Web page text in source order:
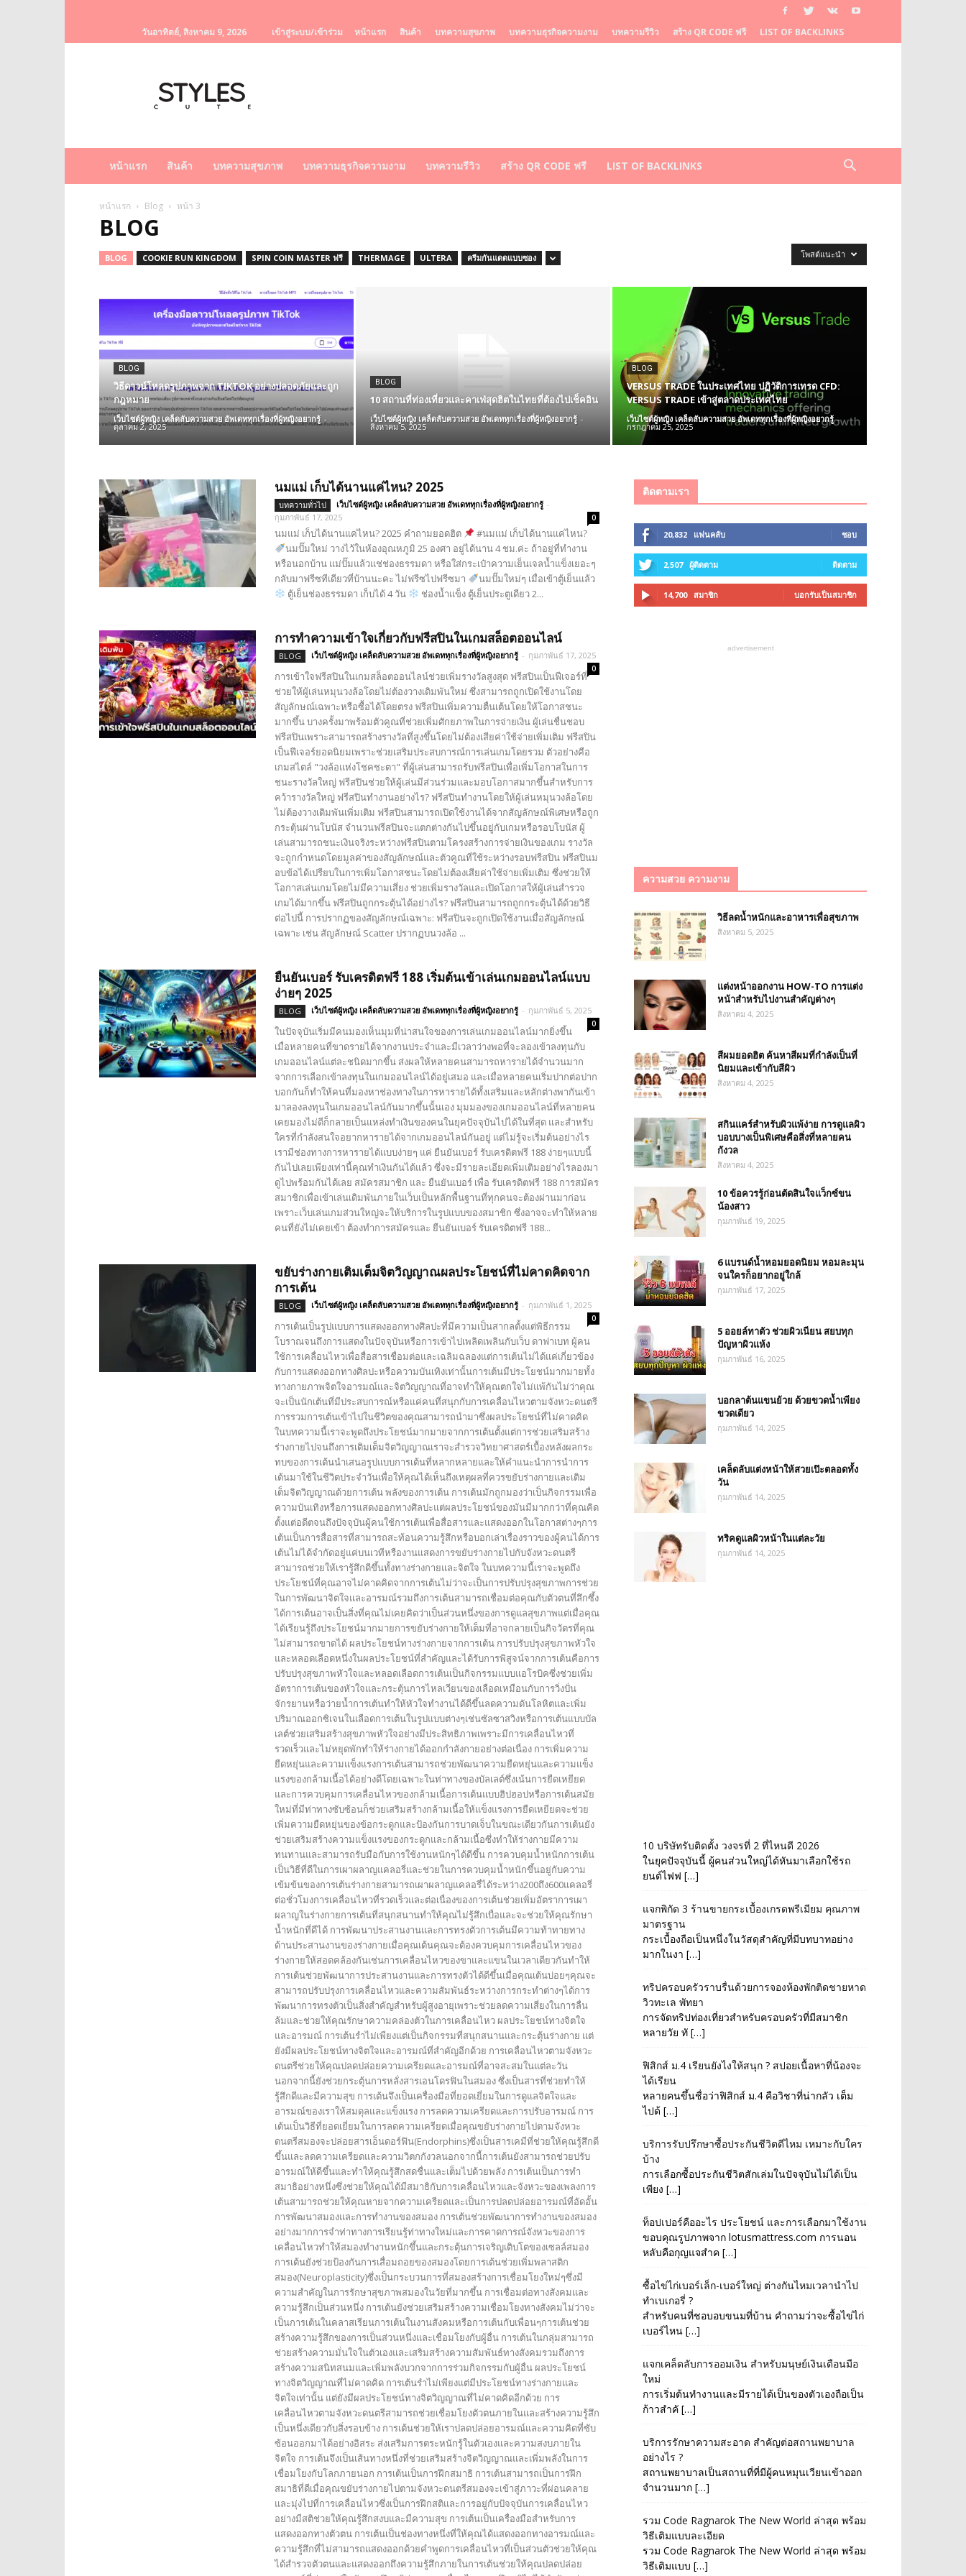
วันอาทิตย์, สิงหาคม 9, 2026 เข้าสู่ระบบ/เข้าร่วม หน้าแรก สินค้า บทความสุขภาพ บทความธุรกิจความงาม บทความรีวิว สร้าง QR CODE ฟรี LIST OF BACKLINKS
เรื่อง
ราว
ครีม
หน้า
ขาว
ครีม
หน้า
หน้าแรก สินค้า บทความสุขภาพ บทความธุรกิจความงาม บทความรีวิว สร้าง QR CODE ฟรี LIST OF BACKLINKS
หน้าแรก Blog หน้า 3
BLOG
BLOG COOKIE RUN KINGDOM SPIN COIN MASTER ฟรี THERMAGE ULTERA ครีมกันแดดแบบซอง โพสต์แนะนำ
BLOG
วิธีดาวน์โหลดรูปภาพจาก TIKTOK อย่างปลอดภัยและถูก
กฎหมาย
เว็บไซต์ผู้หญิง เคล็ดลับความสวย อัพเดททุกเรื่องที่ผู้หญิงอยากรู้ -
ตุลาคม 2, 2025
BLOG
10 สถานที่ท่องเที่ยวและคาเฟ่สุดฮิตในไทยที่ต้องไปเช็คอิน
เว็บไซต์ผู้หญิง เคล็ดลับความสวย อัพเดททุกเรื่องที่ผู้หญิงอยากรู้ -
สิงหาคม 5, 2025
BLOG
VERSUS TRADE ในประเทศไทย ปฏิวัติการเทรด CFD:
VERSUS TRADE เข้าสู่ตลาดประเทศไทย
เว็บไซต์ผู้หญิง เคล็ดลับความสวย อัพเดททุกเรื่องที่ผู้หญิงอยากรู้ -
กรกฎาคม 25, 2025
นมแม่ เก็บได้นานแค่ไหน? 2025
บทความทั่วไป เว็บไซต์ผู้หญิง เคล็ดลับความสวย อัพเดททุกเรื่องที่ผู้หญิงอยากรู้ -
กุมภาพันธ์ 17, 2025
0
นมแม่ เก็บได้นานแค่ไหน? 2025 คำถามยอดฮิต
#นมแม่ เก็บได้นานแค่ไหน?
นมปั๊มใหม่ วางไว้ในห้องอุณหภูมิ 25 องศา อยู่ได้นาน 4 ชม.ค่ะ ถ้าอยู่ที่ทำงาน
หรือนอกบ้าน แม่ปั๊มแล้วแช่ช่องธรรมดา หรือใส่กระเป๋าความเย็นเจลน้ำแข็งเยอะๆ
กลับมาฟรีซทีเดียวที่บ้านนะคะ ไม่ฟรีซไปฟรีซมา
นมปั๊มใหม่ๆ เมื่อเข้าตู้เย็นแล้ว
ตู้เย็นช่องธรรมดา เก็บได้ 4 วัน
ช่องน้ำแข็ง ตู้เย็นประตูเดียว 2...
การทำความเข้าใจเกี่ยวกับฟรีสปินในเกมสล็อตออนไลน์
BLOG เว็บไซต์ผู้หญิง เคล็ดลับความสวย อัพเดททุกเรื่องที่ผู้หญิงอยากรู้ - กุมภาพันธ์ 17, 2025
0
การเข้าใจฟรีสปินในเกมสล็อตออนไลน์ช่วยเพิ่มรางวัลสูงสุด ฟรีสปินเป็นฟีเจอร์ที่
ช่วยให้ผู้เล่นหมุนวงล้อโดยไม่ต้องวางเดิมพันใหม่ ซึ่งสามารถถูกเปิดใช้งานโดย
สัญลักษณ์เฉพาะหรือซื้อได้โดยตรง ฟรีสปินเพิ่มความตื่นเต้นโดยให้โอกาสชนะ
มากขึ้น บางครั้งมาพร้อมตัวคูณที่ช่วยเพิ่มศักยภาพในการจ่ายเงิน ผู้เล่นชื่นชอบ
ฟรีสปินเพราะสามารถสร้างรางวัลที่สูงขึ้นโดยไม่ต้องเสียค่าใช้จ่ายเพิ่มเติม ฟรีสปิน
เป็นฟีเจอร์ยอดนิยมเพราะช่วยเสริมประสบการณ์การเล่นเกมโดยรวม ตัวอย่างคือ
เกมสไตล์ "วงล้อแห่งโชคชะตา" ที่ผู้เล่นสามารถรับฟรีสปินเพื่อเพิ่มโอกาสในการ
ชนะรางวัลใหญ่ ฟรีสปินช่วยให้ผู้เล่นมีส่วนร่วมและมอบโอกาสมากขึ้นสำหรับการ
คว้ารางวัลใหญ่ ฟรีสปินทำงานอย่างไร? ฟรีสปินทำงานโดยให้ผู้เล่นหมุนวงล้อโดย
ไม่ต้องวางเดิมพันเพิ่มเติม ฟรีสปินสามารถเปิดใช้งานได้จากสัญลักษณ์พิเศษหรือถูก
กระตุ้นผ่านโบนัส จำนวนฟรีสปินจะแตกต่างกันไปขึ้นอยู่กับเกมหรือรอบโบนัส ผู้
เล่นสามารถชนะเงินจริงระหว่างฟรีสปินตามโครงสร้างการจ่ายเงินของเกม รางวัล
จะถูกกำหนดโดยมูลค่าของสัญลักษณ์และตัวคูณที่ใช้ระหว่างรอบฟรีสปิน ฟรีสปินม
อบข้อได้เปรียบในการเพิ่มโอกาสชนะโดยไม่ต้องเสียค่าใช้จ่ายเพิ่มเติม ซึ่งช่วยให้
โอกาสเล่นเกมโดยไม่มีความเสี่ยง ช่วยเพิ่มรางวัลและเปิดโอกาสให้ผู้เล่นสำรวจ
เกมได้มากขึ้น ฟรีสปินถูกกระตุ้นได้อย่างไร? ฟรีสปินสามารถถูกกระตุ้นได้ด้วยวิธี
ต่อไปนี้ การปรากฏของสัญลักษณ์เฉพาะ: ฟรีสปินจะถูกเปิดใช้งานเมื่อสัญลักษณ์
เฉพาะ เช่น สัญลักษณ์ Scatter ปรากฏบนวงล้อ ...
ยืนยันเบอร์ รับเครดิตฟรี 188 เริ่มต้นเข้าเล่นเกมออนไลน์แบบ
ง่ายๆ 2025
BLOG เว็บไซต์ผู้หญิง เคล็ดลับความสวย อัพเดททุกเรื่องที่ผู้หญิงอยากรู้ - กุมภาพันธ์ 5, 2025
0
ในปัจจุบันเริ่มมีคนมองเห็นมุมที่น่าสนใจของการเล่นเกมออนไลน์มากยิ่งขึ้น
เมื่อหลายคนที่ขาดรายได้จากงานประจำและมีเวลาว่างพอที่จะลองเข้าลงทุนกับ
เกมออนไลน์แต่ละชนิดมากขึ้น ส่งผลให้หลายคนสามารถหารายได้จำนวนมาก
จากการเลือกเข้าลงทุนในเกมออนไลน์ได้อยู่เสมอ และเมื่อหลายคนเริ่มปากต่อปาก
บอกกันก็ทำให้คนที่มองหาช่องทางในการหารายได้ทั้งเสริมและหลักต่างพากันเข้า
มาลองลงทุนในเกมออนไลน์กันมากขึ้นนั้นเอง มุมมองของเกมออนไลน์ที่หลายคน
เคยมองไม่ดีก็กลายเป็นแหล่งทำเงินของคนในยุคปัจจุบันไปได้ในที่สุด และสำหรับ
ใครที่กำลังสนใจอยากหารายได้จากเกมออนไลน์กันอยู่ แต่ไม่รู้จะเริ่มต้นอย่างไร
เรามีช่องทางการหารายได้แบบง่ายๆ แค่ ยืนยันเบอร์ รับเครดิตฟรี 188 ง่ายๆแบบนี้
กันไปเลยเพียงเท่านี้คุณทำเงินกันได้แล้ว ซึ่งจะมีรายละเอียดเพิ่มเติมอย่างไรลองมา
ดูไปพร้อมกันได้เลย สมัครสมาชิก และ ยืนยันเบอร์ เพื่อ รับเครดิตฟรี 188 การสมัคร
สมาชิกเพื่อเข้าเล่นเดิมพันภายในเว็บเป็นหลักพื้นฐานที่ทุกคนจะต้องผ่านมาก่อน
เพราะเว็บเล่นเกมส่วนใหญ่จะให้บริการในรูปแบบของสมาชิก ซึ่งอาจจะทำให้หลาย
คนที่ยังไม่เคยเข้า ต้องทำการสมัครและ ยืนยันเบอร์ รับเครดิตฟรี 188...
ขยับร่างกายเติมเต็มจิตวิญญาณผลประโยชน์ที่ไม่คาดคิดจาก
การเต้น
BLOG เว็บไซต์ผู้หญิง เคล็ดลับความสวย อัพเดททุกเรื่องที่ผู้หญิงอยากรู้ - กุมภาพันธ์ 1, 2025
0
การเต้นเป็นรูปแบบการแสดงออกทางศิลปะที่มีความเป็นสากลตั้งแต่พิธีกรรม
โบราณจนถึงการแสดงในปัจจุบันหรือการเข้าไปเพลิดเพลินกับเว็บ ดาฟาเบท ผู้คน
ใช้การเคลื่อนไหวเพื่อสื่อสารเชื่อมต่อและเฉลิมฉลองแต่การเต้นไม่ได้แค่เกี่ยวข้อง
กับการแสดงออกทางศิลปะหรือความบันเทิงเท่านั้นการเต้นมีประโยชน์มากมายทั้ง
ทางกายภาพจิตใจอารมณ์และจิตวิญญาณที่อาจทำให้คุณตกใจไม่แพ้กันไม่ว่าคุณ
จะเป็นนักเต้นที่มีประสบการณ์หรือแค่คนที่สนุกกับการเคลื่อนไหวตามจังหวะดนตรี
การรวมการเต้นเข้าไปในชีวิตของคุณสามารถนำมาซึ่งผลประโยชน์ที่ไม่คาดคิด
ในบทความนี้เราจะพูดถึงประโยชน์มากมายจากการเต้นตั้งแต่การช่วยเสริมสร้าง
ร่างกายไปจนถึงการเติมเต็มจิตวิญญาณเราจะสำรวจวิทยาศาสตร์เบื้องหลังผลกระ
ทบของการเต้นนำเสนอรูปแบบการเต้นที่หลากหลายและให้คำแนะนำการนำการ
เต้นมาใช้ในชีวิตประจำวันเพื่อให้คุณได้เห็นถึงเหตุผลที่ควรขยับร่างกายและเติม
เต็มจิตวิญญาณด้วยการเต้น พลังของการเต้น การเต้นมักถูกมองว่าเป็นกิจกรรมเพื่อ
ความบันเทิงหรือการแสดงออกทางศิลปะแต่ผลประโยชน์ของมันมีมากกว่าที่คุณคิด
ตั้งแต่อดีตจนถึงปัจจุบันผู้คนใช้การเต้นเพื่อสื่อสารและแสดงออกในโอกาสต่างๆการ
เต้นเป็นการสื่อสารที่สามารถสะท้อนความรู้สึกหรือบอกเล่าเรื่องราวของผู้คนได้การ
เต้นไม่ได้จำกัดอยู่แค่บนเวทีหรืองานแสดงการขยับร่างกายไปกับจังหวะดนตรี
สามารถช่วยให้เรารู้สึกดีขึ้นทั้งทางร่างกายและจิตใจ ในบทความนี้เราจะพูดถึง
ประโยชน์ที่คุณอาจไม่คาดคิดจากการเต้นไม่ว่าจะเป็นการปรับปรุงสุขภาพการช่วย
ในการพัฒนาจิตใจและอารมณ์รวมถึงการเต้นสามารถเชื่อมต่อคุณกับตัวตนที่ลึกซึ้ง
ได้การเต้นอาจเป็นสิ่งที่คุณไม่เคยคิดว่าเป็นส่วนหนึ่งของการดูแลสุขภาพแต่เมื่อคุณ
ได้เรียนรู้ถึงประโยชน์มากมายการขยับร่างกายให้เต็มที่อาจกลายเป็นกิจวัตรที่คุณ
ไม่สามารถขาดได้ ผลประโยชน์ทางร่างกายจากการเต้น การปรับปรุงสุขภาพหัวใจ
และหลอดเลือดหนึ่งในผลประโยชน์ที่สำคัญและได้รับการพิสูจน์จากการเต้นคือการ
ปรับปรุงสุขภาพหัวใจและหลอดเลือดการเต้นเป็นกิจกรรมแบบแอโรบิคซึ่งช่วยเพิ่ม
อัตราการเต้นของหัวใจและกระตุ้นการไหลเวียนของเลือดเหมือนกับการวิ่งปั่น
จักรยานหรือว่ายน้ำการเต้นทำให้หัวใจทำงานได้ดีขึ้นลดความดันโลหิตและเพิ่ม
ปริมาณออกซิเจนในเลือดการเต้นในรูปแบบต่างๆเช่นซัลซาสวิงหรือการเต้นแบบบัล
เลต์ช่วยเสริมสร้างสุขภาพหัวใจอย่างมีประสิทธิภาพเพราะมีการเคลื่อนไหวที่
รวดเร็วและไม่หยุดพักทำให้ร่างกายได้ออกกำลังกายอย่างต่อเนื่อง การเพิ่มความ
ยืดหยุ่นและความแข็งแรงการเต้นสามารถช่วยพัฒนาความยืดหยุ่นและความแข็ง
แรงของกล้ามเนื้อได้อย่างดีโดยเฉพาะในท่าทางของบัลเลต์ซึ่งเน้นการยืดเหยียด
และการควบคุมการเคลื่อนไหวของกล้ามเนื้อการเต้นแบบฮิปฮอปหรือการเต้นสมัย
ใหม่ที่มีท่าทางซับซ้อนก็ช่วยเสริมสร้างกล้ามเนื้อให้แข็งแรงการยืดเหยียดจะช่วย
เพิ่มความยืดหยุ่นของข้อกระดูกและป้องกันการบาดเจ็บในขณะเดียวกันการเต้นยัง
ช่วยเสริมสร้างความแข็งแรงของกระดูกและกล้ามเนื้อซึ่งทำให้ร่างกายมีความ
ทนทานและสามารถรับมือกับการใช้งานหนักๆได้ดีขึ้น การควบคุมน้ำหนักการเต้น
เป็นวิธีที่ดีในการเผาผลาญแคลอรี่และช่วยในการควบคุมน้ำหนักขึ้นอยู่กับความ
เข้มข้นของการเต้นร่างกายสามารถเผาผลาญแคลอรี่ได้ระหว่าง200ถึง600แคลอรี่
ต่อชั่วโมงการเคลื่อนไหวที่รวดเร็วและต่อเนื่องของการเต้นช่วยเพิ่มอัตราการเผา
ผลาญในร่างกายการเต้นที่สนุกสนานทำให้คุณไม่รู้สึกเบื่อและจะช่วยให้คุณรักษา
น้ำหนักที่ดีได้ การพัฒนาประสานงานและการทรงตัวการเต้นมีความท้าทายทาง
ด้านประสานงานของร่างกายเมื่อคุณเต้นคุณจะต้องควบคุมการเคลื่อนไหวของ
ร่างกายให้สอดคล้องกันเช่นการเคลื่อนไหวของขาและแขนในเวลาเดียวกันทำให้
การเต้นช่วยพัฒนาการประสานงานและการทรงตัวได้ดีขึ้นเมื่อคุณเต้นบ่อยๆคุณจะ
สามารถปรับปรุงการเคลื่อนไหวและความสัมพันธ์ระหว่างการกระทำต่างๆได้การ
พัฒนาการทรงตัวเป็นสิ่งสำคัญสำหรับผู้สูงอายุเพราะช่วยลดความเสี่ยงในการลื่น
ล้มและช่วยให้คุณรักษาความคล่องตัวในการเคลื่อนไหว ผลประโยชน์ทางจิตใจ
และอารมณ์ การเต้นรำไม่เพียงแต่เป็นกิจกรรมที่สนุกสนานและกระตุ้นร่างกาย แต่
ยังมีผลประโยชน์ทางจิตใจและอารมณ์ที่สำคัญอีกด้วย การเคลื่อนไหวตามจังหวะ
ดนตรีช่วยให้คุณปลดปล่อยความเครียดและอารมณ์ที่อาจสะสมในแต่ละวัน
นอกจากนี้ยังช่วยกระตุ้นการหลั่งสารเอนโดรฟินในสมอง ซึ่งเป็นสารที่ช่วยทำให้
รู้สึกดีและมีความสุข การเต้นจึงเป็นเครื่องมือที่ยอดเยี่ยมในการดูแลจิตใจและ
อารมณ์ของเราให้สมดุลและแข็งแรง การลดความเครียดและการปรับอารมณ์ การ
เต้นเป็นวิธีที่ยอดเยี่ยมในการลดความเครียดเมื่อคุณขยับร่างกายไปตามจังหวะ
ดนตรีสมองจะปล่อยสารเอ็นดอร์ฟิน(Endorphins)ซึ่งเป็นสารเคมีที่ช่วยให้คุณรู้สึกดี
ขึ้นและลดความเครียดและความวิตกกังวลนอกจากนี้การเต้นยังสามารถช่วยปรับ
อารมณ์ให้ดีขึ้นและทำให้คุณรู้สึกสดชื่นและเต็มไปด้วยพลัง การเต้นเป็นการทำ
สมาธิอย่างหนึ่งซึ่งช่วยให้คุณได้มีสมาธิกับการเคลื่อนไหวและจังหวะของเพลงการ
เต้นสามารถช่วยให้คุณหายจากความเครียดและเป็นการปลดปล่อยอารมณ์ที่อัดอั้น
การพัฒนาสมองและการทำงานของสมอง การเต้นช่วยพัฒนาการทำงานของสมอง
อย่างมากการจำท่าทางการเรียนรู้ท่าทางใหม่และการคาดการณ์จังหวะของการ
เคลื่อนไหวทำให้สมองทำงานหนักขึ้นและกระตุ้นการเจริญเติบโตของเซลล์สมอง
การเต้นยังช่วยป้องกันการเสื่อมถอยของสมองโดยการเต้นช่วยเพิ่มพลาสติก
สมอง(Neuroplasticity)ซึ่งเป็นกระบวนการที่สมองสร้างการเชื่อมโยงใหม่ๆซึ่งมี
ความสำคัญในการรักษาสุขภาพสมองในวัยที่มากขึ้น การเชื่อมต่อทางสังคมและ
ความรู้สึกเป็นส่วนหนึ่ง การเต้นยังช่วยเสริมสร้างความเชื่อมโยงทางสังคมไม่ว่าจะ
เป็นการเต้นในคลาสเรียนการเต้นในงานสังคมหรือการเต้นกับเพื่อนๆการเต้นช่วย
สร้างความรู้สึกของการเป็นส่วนหนึ่งและเชื่อมโยงกับผู้อื่น การเต้นในกลุ่มสามารถ
ช่วยสร้างความมั่นใจในตัวเองและเสริมสร้างความสัมพันธ์ทางสังคมรวมถึงการ
สร้างความสนิทสนมและเพิ่มพลังบวกจากการร่วมกิจกรรมกับผู้อื่น ผลประโยชน์
ทางจิตวิญญาณที่ไม่คาดคิด การเต้นรำไม่เพียงแต่มีประโยชน์ทางร่างกายและ
จิตใจเท่านั้น แต่ยังมีผลประโยชน์ทางจิตวิญญาณที่ไม่คาดคิดอีกด้วย การ
เคลื่อนไหวตามจังหวะดนตรีสามารถช่วยเชื่อมโยงตัวตนภายในและสร้างความรู้สึก
เป็นหนึ่งเดียวกับสิ่งรอบข้าง การเต้นช่วยให้เราปลดปล่อยอารมณ์และความคิดที่ซับ
ซ้อนออกมาได้อย่างอิสระ ส่งเสริมการตระหนักรู้ในตัวเองและความสงบภายใน
จิตใจ การเต้นจึงเป็นเส้นทางหนึ่งที่ช่วยเสริมสร้างจิตวิญญาณและเพิ่มพลังในการ
เชื่อมโยงกับโลกภายนอก การเต้นเป็นการฝึกสมาธิ การเต้นสามารถเป็นการฝึก
สมาธิที่ดีเมื่อคุณขยับร่างกายไปตามจังหวะดนตรีสมองจะเข้าสู่ภาวะที่ผ่อนคลาย
และมุ่งไปที่การเคลื่อนไหวซึ่งเป็นการฝึกสติและการอยู่กับปัจจุบันการเคลื่อนไหว
อย่างมีสติช่วยให้คุณรู้สึกสงบและมีความสุข การเต้นเป็นเครื่องมือสำหรับการ
แสดงออกทางตัวตน การเต้นเป็นช่องทางหนึ่งที่ให้คุณได้แสดงออกทางอารมณ์และ
ความรู้สึกที่ไม่สามารถแสดงออกด้วยคำพูดการเคลื่อนไหวที่เป็นส่วนตัวช่วยให้คุณ
ได้สำรวจตัวตนและแสดงออกถึงความรู้สึกภายในการเต้นช่วยให้คุณปลดปล่อย
ติดตามเรา
20,832 แฟนคลับ ชอบ
2,507 ผู้ติดตาม ติดตาม
14,700 สมาชิก บอกรับเป็นสมาชิก
advertisement
ความสวย ความงาม
วิธีลดน้ำหนักและอาหารเพื่อสุขภาพ
สิงหาคม 5, 2025
แต่งหน้าออกงาน HOW-TO การแต่ง
หน้าสำหรับไปงานสำคัญต่างๆ
สิงหาคม 4, 2025
สีผมยอดฮิต ค้นหาสีผมที่กำลังเป็นที่
นิยมและเข้ากับสีผิว
สิงหาคม 4, 2025
สกินแคร์สำหรับผิวแพ้ง่าย การดูแลผิว
บอบบางเป็นพิเศษคือสิ่งที่หลายคน
กังวล
สิงหาคม 4, 2025
10 ข้อควรรู้ก่อนตัดสินใจแว็กซ์ขน
น้องสาว
กุมภาพันธ์ 19, 2025
6 แบรนด์น้ำหอมยอดนิยม หอมละมุน
จนใครก็อยากอยู่ใกล้
กุมภาพันธ์ 17, 2025
5 ออยล์ทาตัว ช่วยผิวเนียน สยบทุก
ปัญหาผิวแห้ง
กุมภาพันธ์ 16, 2025
บอกลาต้นแขนย้วย ด้วยขวดน้ำเพียง
ขวดเดียว
กุมภาพันธ์ 14, 2025
เคล็ดลับแต่งหน้าให้สวยเป๊ะตลอดทั้ง
วัน
กุมภาพันธ์ 14, 2025
ทริคดูแลผิวหน้าในแต่ละวัย
กุมภาพันธ์ 14, 2025
10 บริษัทรับติดตั้ง วงจรที่ 2 ที่ไหนดี 2026
ในยุคปัจจุบันนี้ ผู้คนส่วนใหญ่ได้หันมาเลือกใช้รถ
ยนต์ไฟฟ […]
แจกพิกัด 3 ร้านขายกระเบื้องเกรดพรีเมียม คุณภาพ
มาตรฐาน
กระเบื้องถือเป็นหนึ่งในวัสดุสำคัญที่มีบทบาทอย่าง
มากในงา […]
ทริปครอบครัวราบรื่นด้วยการจองห้องพักติดชายหาด
วิวทะเล พัทยา
การจัดทริปท่องเที่ยวสำหรับครอบครัวที่มีสมาชิก
หลายวัย ทั […]
ฟิสิกส์ ม.4 เรียนยังไงให้สนุก ? สปอยเนื้อหาที่น้องจะ
ได้เรียน
หลายคนขึ้นชื่อว่าฟิสิกส์ ม.4 คือวิชาที่น่ากลัว เต็ม
ไปด้ […]
บริการรับปรึกษาซื้อประกันชีวิตดีไหม เหมาะกับใคร
บ้าง
การเลือกซื้อประกันชีวิตสักเล่มในปัจจุบันไม่ได้เป็น
เพียง […]
ท็อปเปอร์คืออะไร ประโยชน์ และการเลือกมาใช้งาน
ขอบคุณรูปภาพจาก lotusmattress.com การนอน
หลับคือกุญแจสำค […]
ซื้อไข่ไก่เบอร์เล็ก-เบอร์ใหญ่ ต่างกันไหมเวลานำไป
ทำเบเกอรี่ ?
สำหรับคนที่ชอบอบขนมที่บ้าน คำถามว่าจะซื้อไข่ไก่
เบอร์ไหน […]
แจกเคล็ดลับการออมเงิน สำหรับมนุษย์เงินเดือนมือ
ใหม่
การเริ่มต้นทำงานและมีรายได้เป็นของตัวเองถือเป็น
ก้าวสำคั […]
บริการรักษาความสะอาด สำคัญต่อสถานพยาบาล
อย่างไร ?
สถานพยาบาลเป็นสถานที่ที่มีผู้คนหมุนเวียนเข้าออก
จำนวนมาก […]
รวม Code Ragnarok The New World ล่าสุด พร้อม
วิธีเติมแบบละเอียด
รวม Code Ragnarok The New World ล่าสุด พร้อม
วิธีเติมแบบ […]